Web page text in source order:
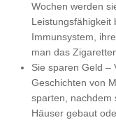
Wochen werden
Leistungsfähigkeit
Immunsystem,
man das
Sie sparen Geld –
Geschichten von
sparten, nachdem
Häuser gebaut